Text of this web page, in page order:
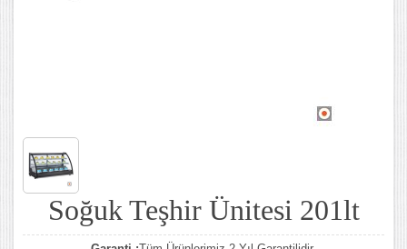
Soğuk Teşhir Ünitesi 201lt